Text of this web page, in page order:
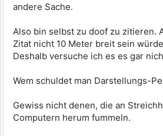
andere Sache.
Also bin selbst zu doof zu zitieren.
Zitat nicht 10 Meter breit sein
Deshalb versuche ich es es gar
Wem schuldet man Darstellungs-
Gewiss nicht denen, die an
Computern herum fummeln.